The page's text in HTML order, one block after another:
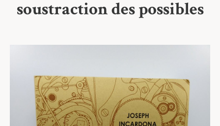
soustraction des possibles